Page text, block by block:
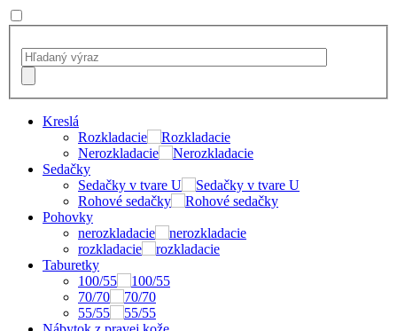
Kreslá
Rozkladacie
Nerozkladacie
Sedačky
Sedačky v tvare U
Rohové sedačky
Pohovky
nerozkladacie
rozkladacie
Taburetky
100/55
70/70
55/55